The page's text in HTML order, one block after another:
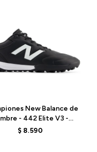
New Balance de
- 442 Elite V3 -
U41T4HI - BLACK
$ 8.590